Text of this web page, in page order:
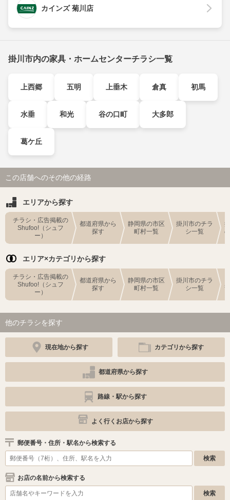
カインズ 菊川店
掛川市内の家具・ホームセンターチラシ一覧
上西郷 五明 上垂木 倉真 初馬
水垂 和光 谷の口町 大多郎
葛ケ丘
この店舗へのその他の経路
エリアから探す
チラシ・広告掲載の
Shufoo!（シュフ
ー）
都道府県から
探す
静岡県の市区
町村一覧
掛川市のチラ
シ一覧
エリア×カテゴリから探す
チラシ・広告掲載の
Shufoo!（シュフ
ー）
都道府県から
探す
静岡県の市区
町村一覧
掛川市のチラ
シ一覧
他のチラシを探す
現在地から探す カテゴリから探す
都道府県から探す
路線・駅から探す
よく行くお店から探す
郵便番号・住所・駅名から検索する
お店の名前から検索する